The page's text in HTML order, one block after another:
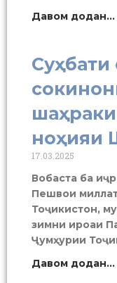
Давом додан...
ноҳияи
17.03.2025
Вобаста ба
Пешвои
Тоҷикистон,
зимни ироаи
Ҷумҳурии
Давом додан...